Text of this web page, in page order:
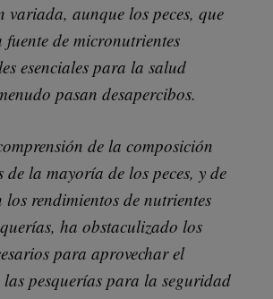
variada, aunque los peces, que
de micronutrientes
esenciales para la salud
pasan desapercibos.
de la composición
de la mayoría de los peces, y de
rendimientos de nutrientes
ha obstaculizado los
para aprovechar el
pesquerías para la seguridad